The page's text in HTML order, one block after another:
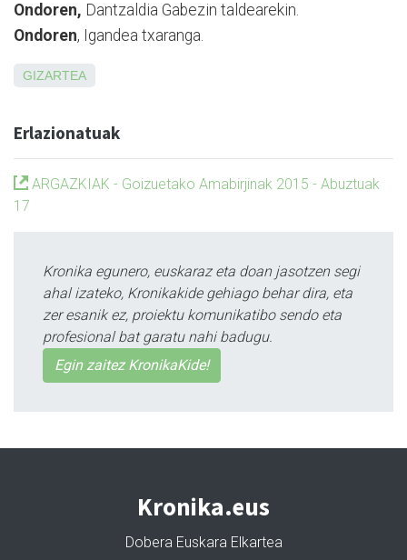
Ondoren, Dantzaldia Gabezin taldearekin.
Ondoren, Igandea txaranga.
GIZARTEA
Erlazionatuak
ARGAZKIAK - Goizuetako Amabirjinak 2015 - Abuztuak
17
Kronika egunero, euskaraz eta doan jasotzen segi
ahal izateko, Kronikakide gehiago behar dira, eta
zer esanik ez, proiektu komunikatibo sendo eta
profesional bat garatu nahi badugu.
Egin zaitez KronikaKide!
Kronika.eus
Dobera Euskara Elkartea